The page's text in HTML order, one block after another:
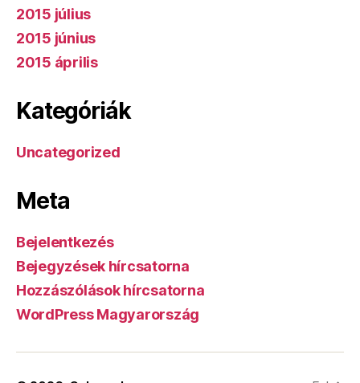
2015 július
2015 június
2015 április
Kategóriák
Uncategorized
Meta
Bejelentkezés
Bejegyzések hírcsatorna
Hozzászólások hírcsatorna
WordPress Magyarország